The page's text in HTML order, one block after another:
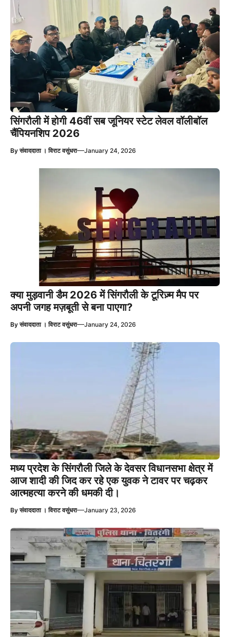
सिंगरौली में होगी 46वीं सब जूनियर स्टेट लेवल वॉलीबॉल
चैंपियनशिप 2026
Byसंवाददाता । विराट वसुंधरा—January 24, 2026
क्या मुड़वानी डैम 2026 में सिंगरौली के टूरिज़्म मैप पर
अपनी जगह मज़बूती से बना पाएगा?
Byसंवाददाता । विराट वसुंधरा—January 24, 2026
मध्य प्रदेश के सिंगरौली जिले के देवसर विधानसभा क्षेत्र में
आज शादी की जिद कर रहे एक युवक ने टावर पर चढ़कर
आत्महत्या करने की धमकी दी।
Byसंवाददाता । विराट वसुंधरा—January 23, 2026